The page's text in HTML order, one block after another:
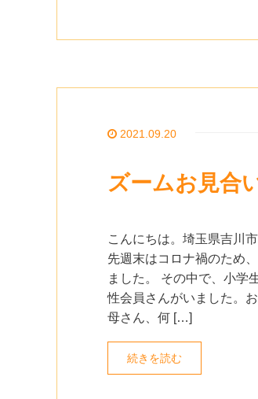
2021.09.20
ズームお見合
こんにちは。埼玉県吉川
先週末はコロナ禍のため
ました。 その中で、小学
性会員さんがいました。
母さん、何 […]
続きを読む